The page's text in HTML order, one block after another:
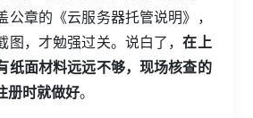
公章的《云服务器托管说明》，
图，才勉强过关。说白了，在上
纸面材料远远不够，现场核查的
册时就做好。